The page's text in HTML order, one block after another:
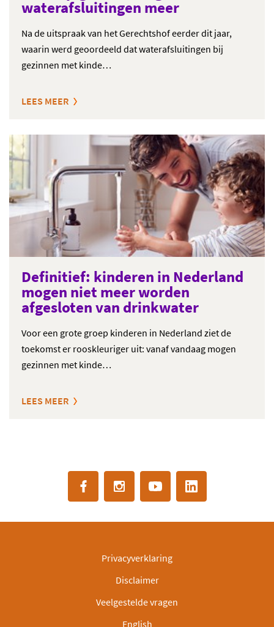
waterafsluitingen meer
Na de uitspraak van het Gerechtshof eerder dit jaar,
waarin werd geoordeeld dat waterafsluitingen bij
gezinnen met kinde…
LEES MEER
Definitief: kinderen in Nederland
mogen niet meer worden
afgesloten van drinkwater
Voor een grote groep kinderen in Nederland ziet de
toekomst er rooskleuriger uit: vanaf vandaag mogen
gezinnen met kinde…
LEES MEER
Privacyverklaring
Disclaimer
Veelgestelde vragen
English